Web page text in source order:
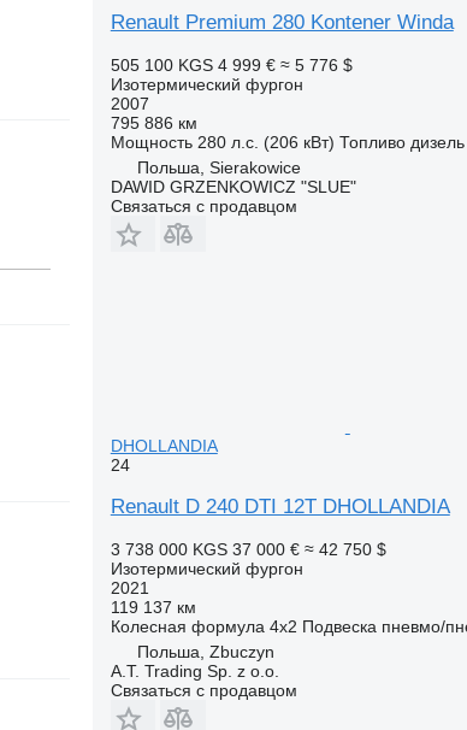
Renault Premium 280 Kontener Winda
505 100 KGS 4 999 € ≈ 5 776 $
Изотермический фургон
2007
795 886 км
Мощность 280 л.с. (206 кВт) Топливо дизель
Польша, Sierakowice
DAWID GRZENKOWICZ "SLUE"
Связаться с продавцом
DHOLLANDIA
24
Renault D 240 DTI 12T DHOLLANDIA
3 738 000 KGS 37 000 € ≈ 42 750 $
Изотермический фургон
2021
119 137 км
Колесная формула 4x2 Подвеска пневмо/
Польша, Zbuczyn
A.T. Trading Sp. z o.o.
Связаться с продавцом